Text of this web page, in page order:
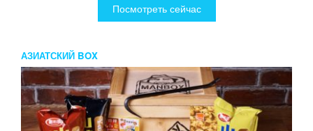
Посмотреть сейчас
АЗИАТСКИЙ BOX